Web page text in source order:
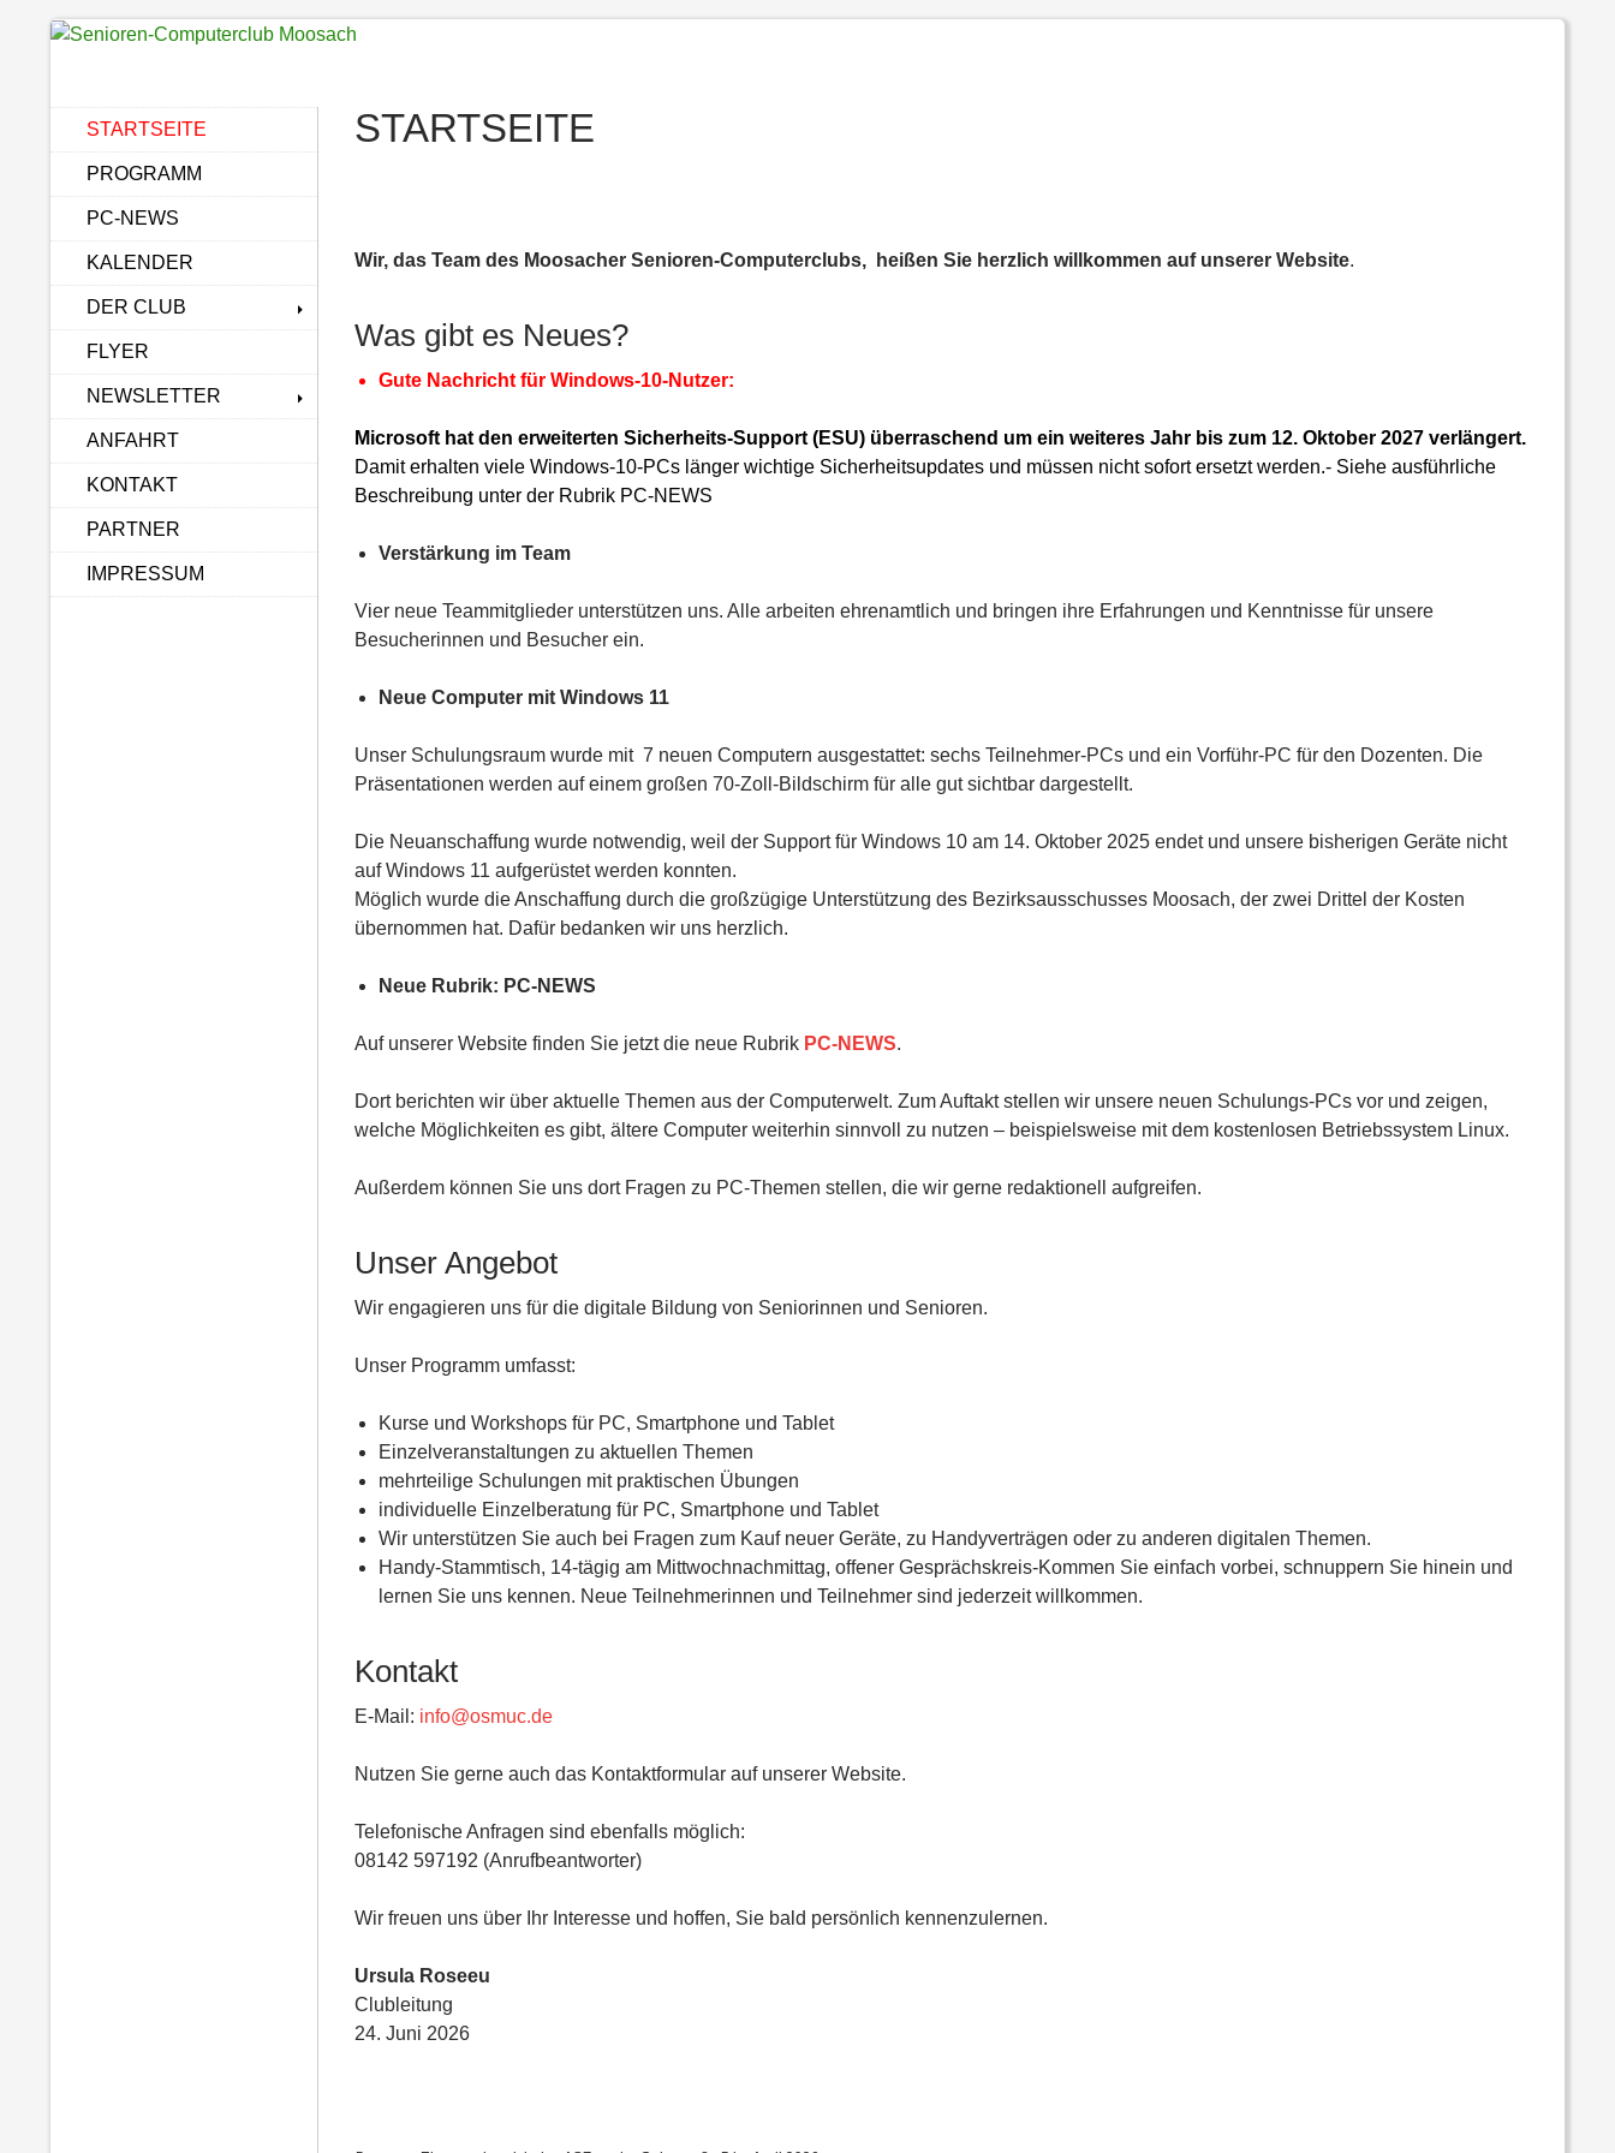
STARTSEITE
Wir, das Team des Moosacher Senioren-Computerclubs, heißen Sie herzlich willkommen auf unserer Website.
Was gibt es Neues?
Gute Nachricht für Windows-10-Nutzer:
Microsoft hat den erweiterten Sicherheits-Support (ESU) überraschend um ein weiteres Jahr bis zum 12. Oktober 2027 verlängert.
Damit erhalten viele Windows-10-PCs länger wichtige Sicherheitsupdates und müssen nicht sofort ersetzt werden.- Siehe ausführliche
Beschreibung unter der Rubrik PC-NEWS
Verstärkung im Team
Vier neue Teammitglieder unterstützen uns. Alle arbeiten ehrenamtlich und bringen ihre Erfahrungen und Kenntnisse für unsere
Besucherinnen und Besucher ein.
Neue Computer mit Windows 11
Unser Schulungsraum wurde mit 7 neuen Computern ausgestattet: sechs Teilnehmer-PCs und ein Vorführ-PC für den Dozenten. Die
Präsentationen werden auf einem großen 70-Zoll-Bildschirm für alle gut sichtbar dargestellt.
Die Neuanschaffung wurde notwendig, weil der Support für Windows 10 am 14. Oktober 2025 endet und unsere bisherigen Geräte nicht
auf Windows 11 aufgerüstet werden konnten.
Möglich wurde die Anschaffung durch die großzügige Unterstützung des Bezirksausschusses Moosach, der zwei Drittel der Kosten
übernommen hat. Dafür bedanken wir uns herzlich.
Neue Rubrik: PC-NEWS
Auf unserer Website finden Sie jetzt die neue Rubrik PC-NEWS.
Dort berichten wir über aktuelle Themen aus der Computerwelt. Zum Auftakt stellen wir unsere neuen Schulungs-PCs vor und zeigen,
welche Möglichkeiten es gibt, ältere Computer weiterhin sinnvoll zu nutzen – beispielsweise mit dem kostenlosen Betriebssystem Linux.
Außerdem können Sie uns dort Fragen zu PC-Themen stellen, die wir gerne redaktionell aufgreifen.
Unser Angebot
Wir engagieren uns für die digitale Bildung von Seniorinnen und Senioren.
Unser Programm umfasst:
Kurse und Workshops für PC, Smartphone und Tablet
Einzelveranstaltungen zu aktuellen Themen
mehrteilige Schulungen mit praktischen Übungen
individuelle Einzelberatung für PC, Smartphone und Tablet
Wir unterstützen Sie auch bei Fragen zum Kauf neuer Geräte, zu Handyverträgen oder zu anderen digitalen Themen.
Handy-Stammtisch, 14-tägig am Mittwochnachmittag, offener Gesprächskreis-Kommen Sie einfach vorbei, schnuppern Sie hinein und
lernen Sie uns kennen. Neue Teilnehmerinnen und Teilnehmer sind jederzeit willkommen.
Kontakt
E-Mail: info@osmuc.de
Nutzen Sie gerne auch das Kontaktformular auf unserer Website.
Telefonische Anfragen sind ebenfalls möglich:
08142 597192 (Anrufbeantworter)
Wir freuen uns über Ihr Interesse und hoffen, Sie bald persönlich kennenzulernen.
Ursula Roseeu
Clubleitung
24. Juni 2026
STARTSEITE
PROGRAMM
PC-NEWS
KALENDER
DER CLUB
FLYER
NEWSLETTER
ANFAHRT
KONTAKT
PARTNER
IMPRESSUM